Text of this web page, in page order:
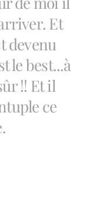
Et
devenu
le best...à
!! Et il
ce